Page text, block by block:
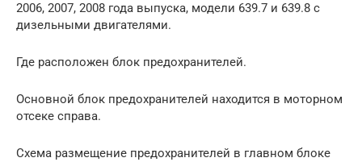
2006, 2007, 2008 года выпуска, модели 639.7 и 639.8 с
дизельными двигателями.
Где расположен блок предохранителей.
Основной блок предохранителей находится в моторном
отсеке справа.
Схема размещение предохранителей в главном блоке